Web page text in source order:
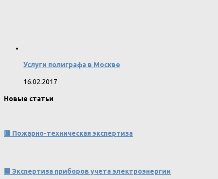
Услуги полиграфа в Москве
16.02.2017
Новые статьи
🟥 Пожарно-техническая экспертиза
🟩 Экспертиза приборов учета электроэнергии